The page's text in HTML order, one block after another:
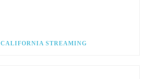
CALIFORNIA STREAMING